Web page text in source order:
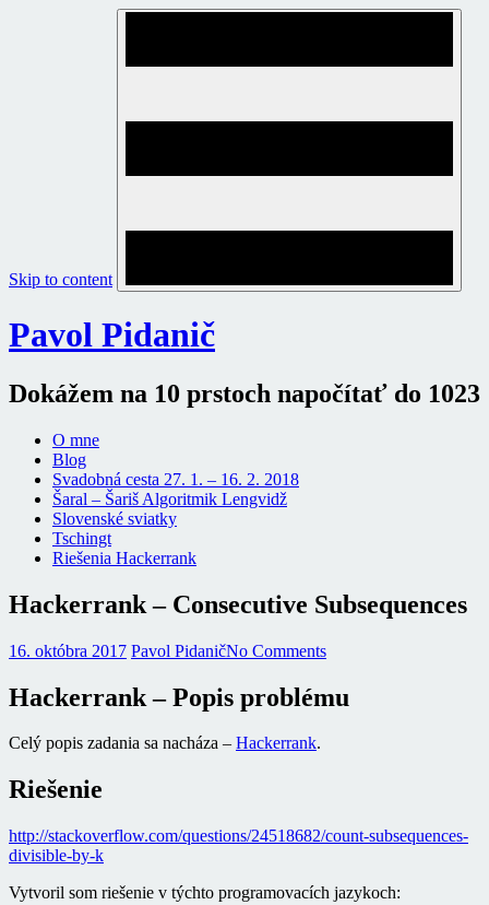
Skip to content
Pavol Pidanič
Dokážem na 10 prstoch napočítať do 1023
O mne
Blog
Svadobná cesta 27. 1. – 16. 2. 2018
Šaral – Šariš Algoritmik Lengvidž
Slovenské sviatky
Tschingt
Riešenia Hackerrank
Hackerrank – Consecutive Subsequences
16. októbra 2017 Pavol PidaničNo Comments
Hackerrank – Popis problému
Celý popis zadania sa nacháza – Hackerrank.
Riešenie
http://stackoverflow.com/questions/24518682/count-subsequences-
divisible-by-k
Vytvoril som riešenie v týchto programovacích jazykoch: